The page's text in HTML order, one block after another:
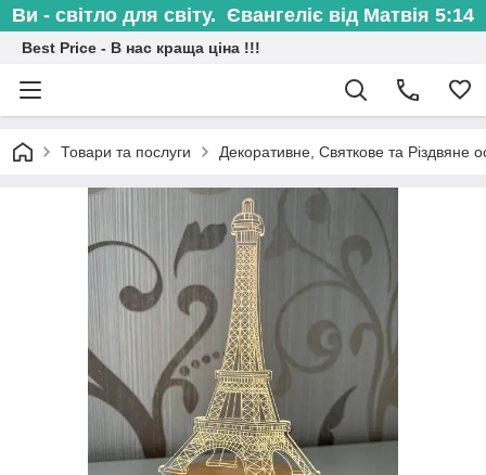
Ви - світло для світу. Євангеліє від Матвія 5:14
Best Price - В нас краща ціна !!!
Товари та послуги Декоративне, Святкове та Різдвяне